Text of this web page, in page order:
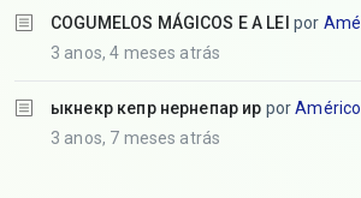
COGUMELOS MÁGICOS E A LEI por
3 anos, 4 meses atrás
ыкнекр кепр нернепар ир porAmérico
3 anos, 7 meses atrás